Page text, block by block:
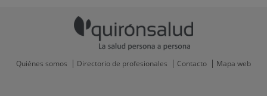
Quiénes somos Directorio de profesionales Contacto Mapa web